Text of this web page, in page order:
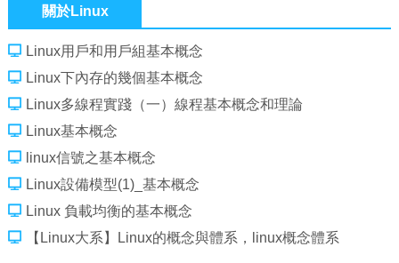
關於Linux
Linux用戶和用戶組基本概念
Linux下內存的幾個基本概念
Linux多線程實踐（一）線程基本概念和理論
Linux基本概念
linux信號之基本概念
Linux設備模型(1)_基本概念
Linux 負載均衡的基本概念
【Linux大系】Linux的概念與體系，linux概念體系